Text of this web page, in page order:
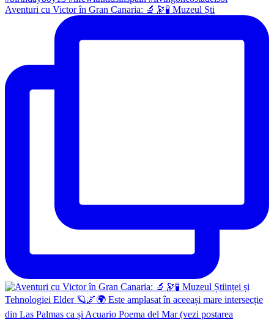
Aventuri cu Victor în Gran Canaria: 🔬🔭🧪 Muzeul Ști